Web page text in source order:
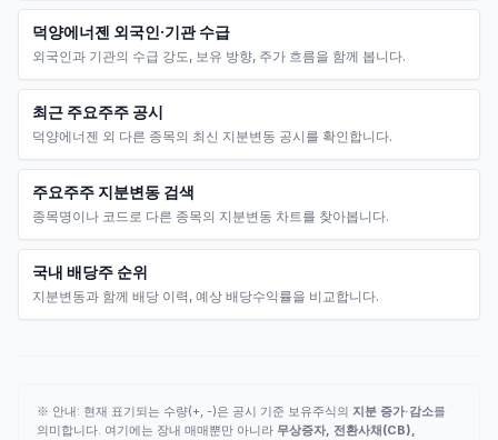
덕양에너젠 외국인·기관 수급
외국인과 기관의 수급 강도, 보유 방향, 주가 흐름을 함께 봅니다.
최근 주요주주 공시
덕양에너젠 외 다른 종목의 최신 지분변동 공시를 확인합니다.
주요주주 지분변동 검색
종목명이나 코드로 다른 종목의 지분변동 차트를 찾아봅니다.
국내 배당주 순위
지분변동과 함께 배당 이력, 예상 배당수익률을 비교합니다.
※ 안내: 현재 표기되는 수량(+, -)은 공시 기준 보유주식의 지분 증가·감소를
의미합니다. 여기에는 장내 매매뿐만 아니라 무상증자, 전환사채(CB),